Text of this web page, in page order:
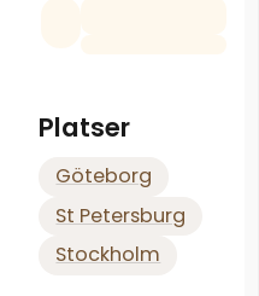
Platser
Göteborg
St Petersburg
Stockholm